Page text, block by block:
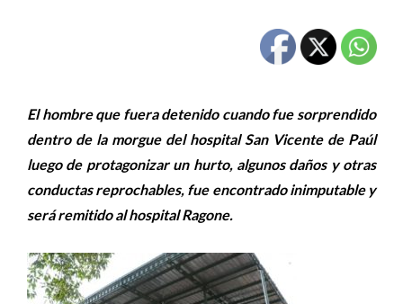
El hombre que fuera detenido cuando fue sorprendido
dentro de la morgue del hospital San Vicente de Paúl
luego de protagonizar un hurto, algunos daños y otras
conductas reprochables, fue encontrado inimputable y
será remitido al hospital Ragone.